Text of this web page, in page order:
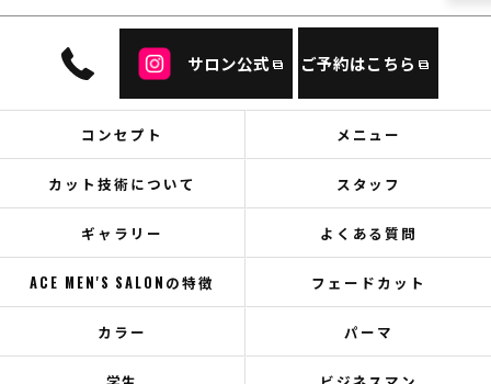
サロン公式 ご予約はこちら
コンセプト メニュー
カット技術について スタッフ
ギャラリー よくある質問
ACE MEN'S SALONの特徴 フェードカット
カラー パーマ